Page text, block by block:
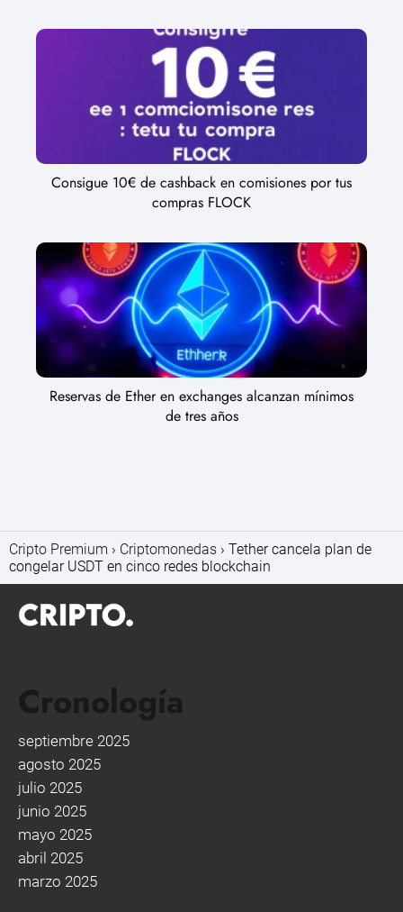
Consigue 10€ de cashback en comisiones por tus
compras FLOCK
Reservas de Ether en exchanges alcanzan mínimos
de tres años
Cripto Premium Criptomonedas
Tether cancela plan de
congelar USDT en cinco redes blockchain
Cronología
septiembre 2025
agosto 2025
julio 2025
junio 2025
mayo 2025
abril 2025
marzo 2025